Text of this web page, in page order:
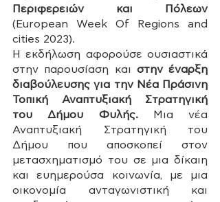
Περιφερειών και Πόλεων
(European Week Of Regions and
cities 2023).
Η εκδήλωση αφορούσε ουσιαστικά
στην παρουσίαση και στην έναρξη
διαβούλευσης για την Νέα Πράσινη
Τοπική Αναπτυξιακή Στρατηγική
του Δήμου Φυλής. Μια νέα
Αναπτυξιακή Στρατηγική του
Δήμου που αποσκοπεί στον
μετασχηματισμό του σε μια δίκαιη
και ευημερούσα κοινωνία, με μια
οικονομία ανταγωνιστική και